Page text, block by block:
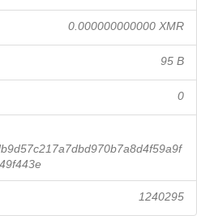
0.000000000000 XMR
95 B
0
1240295